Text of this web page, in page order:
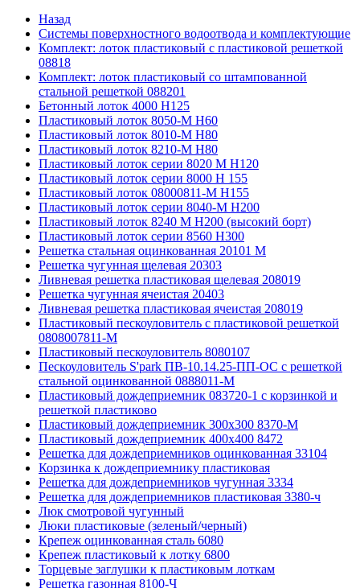
Назад
Системы поверхностного водоотвода и комплектующие
Комплект: лоток пластиковый с пластиковой решеткой
08818
Комплект: лоток пластиковый со штампованной
стальной решеткой 088201
Бетонный лоток 4000 Н125
Пластиковый лоток 8050-М H60
Пластиковый лоток 8010-М H80
Пластиковый лоток 8210-М H80
Пластиковый лоток серии 8020 М H120
Пластиковый лоток серии 8000 Н 155
Пластиковый лоток 08000811-М H155
Пластиковый лоток серии 8040-М H200
Пластиковый лоток 8240 M H200 (высокий борт)
Пластиковый лоток серии 8560 Н300
Решетка стальная оцинкованная 20101 М
Решетка чугунная щелевая 20303
Ливневая решетка пластиковая щелевая 208019
Решетка чугунная ячеистая 20403
Ливневая решетка пластиковая ячеистая 208019
Пластиковый пескоуловитель с пластиковой решеткой
0808007811-М
Пластиковый пескоуловитель 8080107
Пескоуловитель S'park ПВ-10.14.25-ПП-ОС с решеткой
стальной оцинкованной 0888011-М
Пластиковый дождеприемник 083720-1 c корзинкой и
решеткой пластиково
Пластиковый дождеприемник 300x300 8370-М
Пластиковый дождеприемник 400x400 8472
Решетка для дождеприемников оцинкованная 33104
Корзинка к дождеприемнику пластиковая
Решетка для дождеприемников чугунная 3334
Решетка для дождеприемников пластиковая 3380-ч
Люк смотровой чугунный
Люки пластиковые (зеленый/черный)
Крепеж оцинкованная сталь 6080
Крепеж пластиковый к лотку 6800
Торцевые заглушки к пластиковым лоткам
Решетка газонная 8100-Ч